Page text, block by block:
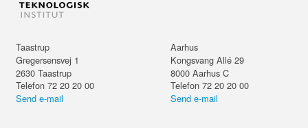
Taastrup
Gregersensvej 1
2630 Taastrup
Telefon 72 20 20 00
Send e-mail
Aarhus
Kongsvang Allé 29
8000 Aarhus C
Telefon 72 20 20 00
Send e-mail